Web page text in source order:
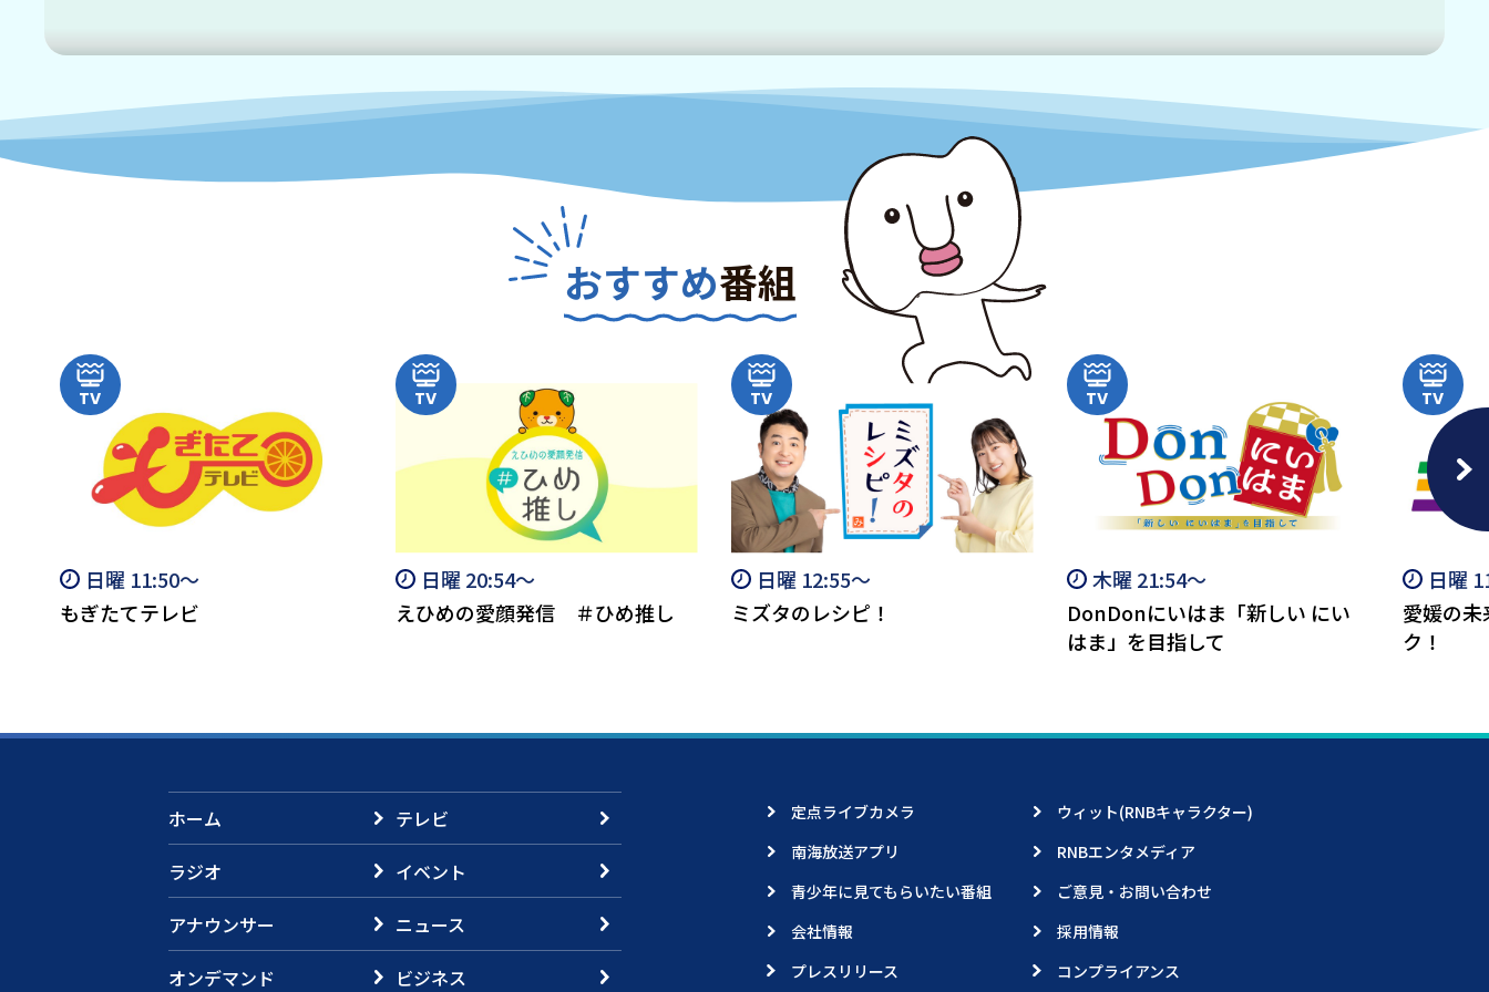
おすすめ番組
日曜 11:50～
もぎたてテレビ
日曜 20:54～
えひめの愛顔発信 ＃ひめ推し
日曜 12:55～
ミズタのレシピ！
木曜 21:54～
DonDonにいはま「新しい にい
はま」を目指して
日曜
愛媛の
ク！
ホーム
テレビ
ラジオ
イベント
アナウンサー
ニュース
オンデマンド
ビジネス
定点ライブカメラ
ウィット(RNBキャラクター)
南海放送アプリ
RNBエンタメディア
青少年に見てもらいたい番組
ご意見・お問い合わせ
会社情報
採用情報
プレスリリース
コンプライアンス